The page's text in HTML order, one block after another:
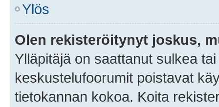
Ylös
Olen rekisteröitynyt joskus,
Ylläpitäjä on saattanut sulkea
keskustelufoorumit poistavat
tietokannan kokoa. Koita